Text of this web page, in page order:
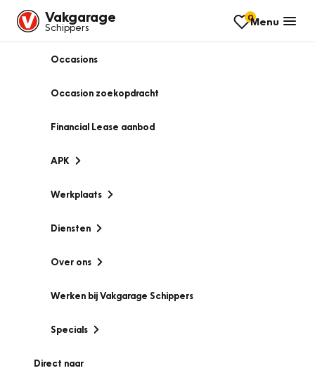
Vakgarage
Schippers
0Menu
Occasions
Occasion zoekopdracht
Financial Lease aanbod
APK
Werkplaats
Diensten
Over ons
Werken bij Vakgarage Schippers
Specials
Direct naar